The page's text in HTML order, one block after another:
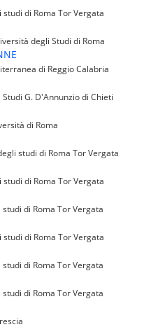
di Roma Tor Vergata
degli Studi di Roma
di Reggio Calabria
G. D'Annunzio di Chieti
di Roma
studi di Roma Tor Vergata
di Roma Tor Vergata
di Roma Tor Vergata
di Roma Tor Vergata
di Roma Tor Vergata
di Roma Tor Vergata